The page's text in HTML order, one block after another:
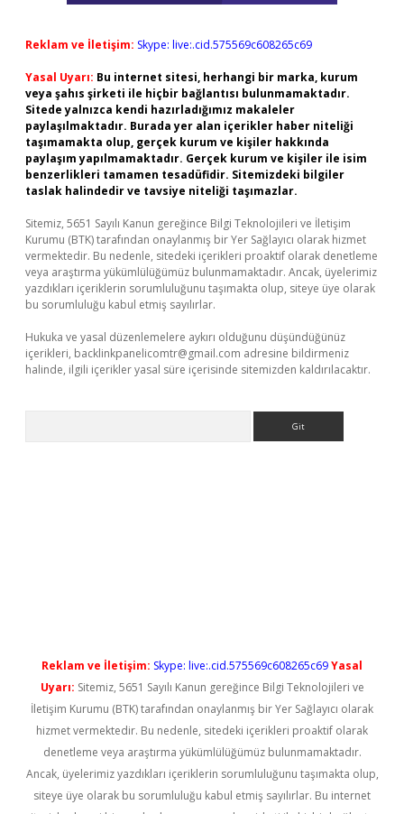
Reklam ve İletişim: Skype: live:.cid.575569c608265c69
Yasal Uyarı: Bu internet sitesi, herhangi bir marka, kurum
veya şahıs şirketi ile hiçbir bağlantısı bulunmamaktadır.
Sitede yalnızca kendi hazırladığımız makaleler
paylaşılmaktadır. Burada yer alan içerikler haber niteliği
taşımamakta olup, gerçek kurum ve kişiler hakkında
paylaşım yapılmamaktadır. Gerçek kurum ve kişiler ile isim
benzerlikleri tamamen tesadüfidir. Sitemizdeki bilgiler
taslak halindedir ve tavsiye niteliği taşımazlar.
Sitemiz, 5651 Sayılı Kanun gereğince Bilgi Teknolojileri ve İletişim
Kurumu (BTK) tarafından onaylanmış bir Yer Sağlayıcı olarak hizmet
vermektedir. Bu nedenle, sitedeki içerikleri proaktif olarak denetleme
veya araştırma yükümlülüğümüz bulunmamaktadır. Ancak, üyelerimiz
yazdıkları içeriklerin sorumluluğunu taşımakta olup, siteye üye olarak
bu sorumluluğu kabul etmiş sayılırlar.
Hukuka ve yasal düzenlemelere aykırı olduğunu düşündüğünüz
içerikleri, backlinkpanelicomtr@gmail.com adresine bildirmeniz
halinde, ilgili içerikler yasal süre içerisinde sitemizden kaldırılacaktır.
Reklam ve İletişim: Skype: live:.cid.575569c608265c69Yasal
Uyarı: Sitemiz, 5651 Sayılı Kanun gereğince Bilgi Teknolojileri ve
İletişim Kurumu (BTK) tarafından onaylanmış bir Yer Sağlayıcı olarak
hizmet vermektedir. Bu nedenle, sitedeki içerikleri proaktif olarak
denetleme veya araştırma yükümlülüğümüz bulunmamaktadır.
Ancak, üyelerimiz yazdıkları içeriklerin sorumluluğunu taşımakta olup,
siteye üye olarak bu sorumluluğu kabul etmiş sayılırlar. Bu internet